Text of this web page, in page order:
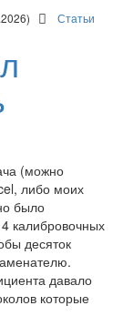
Статьи
(можно
либо моих
было
калибровочных
десяток
давало
которые